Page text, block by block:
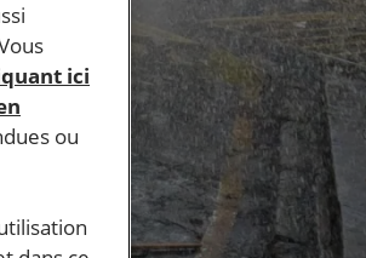
ici
ou